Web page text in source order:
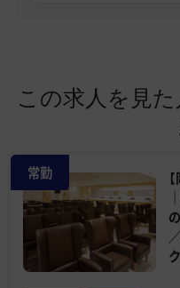
この求人を見
常勤